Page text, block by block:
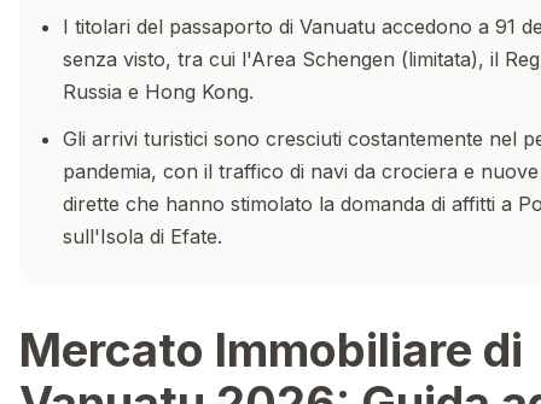
I titolari del passaporto di Vanuatu accedono a 91
senza visto, tra cui l'Area Schengen (limitata), il
Russia e Hong Kong.
Gli arrivi turistici sono cresciuti costantemente nel
pandemia, con il traffico di navi da crociera e
dirette che hanno stimolato la domanda di affitti a
sull'Isola di Efate.
Mercato Immobiliare di